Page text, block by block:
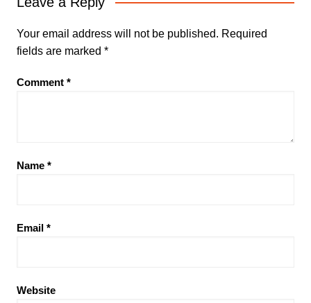
Your email address will not be published. Required
fields are marked *
Comment *
Name *
Email *
Website